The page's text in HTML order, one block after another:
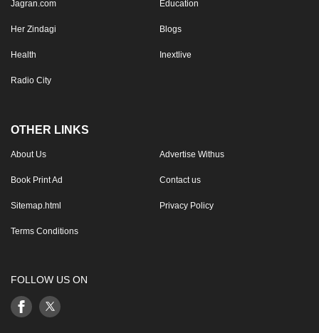
Jagran.com Education
Her Zindagi Blogs
Health Inextlive
Radio City
OTHER LINKS
About Us Advertise Withus
Book Print Ad Contact us
Sitemap.html Privacy Policy
Terms Conditions
FOLLOW US ON